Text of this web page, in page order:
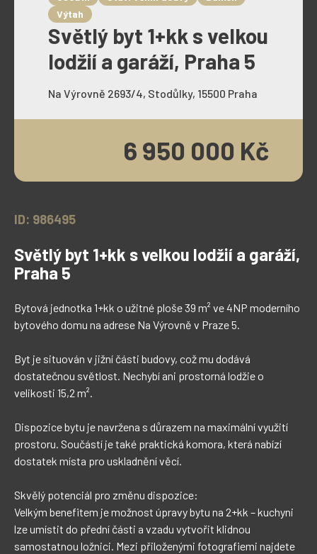
Světlý byt 1+kk s velkou
lodžií a garáží, Praha 5
Na Výrovně 2693/4, Stodůlky, 15500 Praha
Výtah
6 950 000 Kč
ID: 986495
Světlý byt 1+kk s velkou lodžií a garáží,
Praha 5
Bytová jednotka 1+kk o užitné ploše 39 m² ve 4NP moderního
bytového domu na adrese Na Výrovně v Praze 5.
Byt je situován v jižní části budovy, což mu dodává
dostatečnou světlost. Nechybí ani prostorná lodžie o
velikosti 15,2 m².
Dispozice bytu je navržena s důrazem na maximální využití
prostoru. Součástí je také praktická komora, která nabízí
dostatek místa pro uskladnění věcí.
Skvělý potenciál pro změnu dispozice:
Velkým benefitem je možnost úpravy bytu na 2+kk – kuchyni
lze umístit do přední části a vzadu vytvořit klidnou
samostatnou ložnici. Mezi přiloženými fotografiemi najdete